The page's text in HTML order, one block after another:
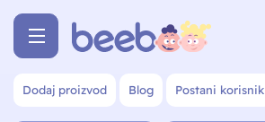
Dodaj proizvod Blog Postani korisnik